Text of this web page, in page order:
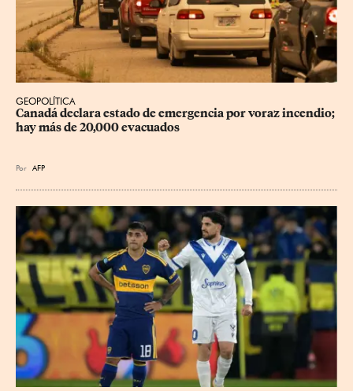
GEOPOLÍTICA
Canadá declara estado de emergencia por voraz incendio;
hay más de 20,000 evacuados
Por AFP